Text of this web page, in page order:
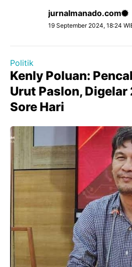
jurnalmanado.com
19 September 2024, 18:24
Politik
Kenly Poluan:
Urut Paslon,
Sore Hari